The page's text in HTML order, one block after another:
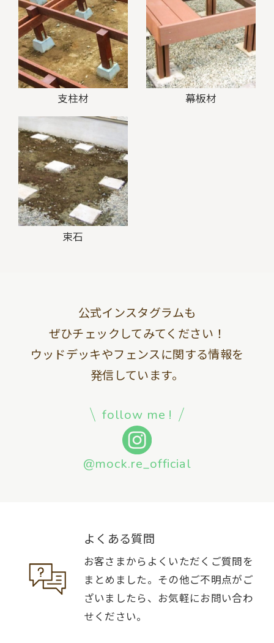
支柱材 幕板材
束石
公式インスタグラムも
ぜひチェックしてみてください！
ウッドデッキやフェンスに関する情報を
発信しています。
follow me !
@mock.re_official
よくある質問
お客さまからよくいただくご質問を
まとめました。その他ご不明点がご
ざいましたら、お気軽にお問い合わ
せください。